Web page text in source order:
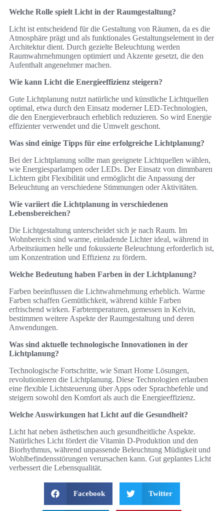
Welche Rolle spielt Licht in der Raumgestaltung?
Licht ist entscheidend für die Gestaltung von Räumen, da es die
Atmosphäre prägt und als funktionales Gestaltungselement in der
Architektur dient. Durch gezielte Beleuchtung werden
Raumwahrnehmungen optimiert und Akzente gesetzt, die den
Aufenthalt angenehmer machen.
Wie kann Licht die Energieeffizienz steigern?
Gute Lichtplanung nutzt natürliche und künstliche Lichtquellen
optimal, etwa durch den Einsatz moderner LED-Technologien,
die den Energieverbrauch erheblich reduzieren. So wird Energie
effizienter verwendet und die Umwelt geschont.
Was sind einige Tipps für eine erfolgreiche Lichtplanung?
Bei der Lichtplanung sollte man geeignete Lichtquellen wählen,
wie Energiesparlampen oder LEDs. Der Einsatz von dimmbaren
Lichtern gibt Flexibilität und ermöglicht die Anpassung der
Beleuchtung an verschiedene Stimmungen oder Aktivitäten.
Wie variiert die Lichtplanung in verschiedenen
Lebensbereichen?
Die Lichtgestaltung unterscheidet sich je nach Raum. Im
Wohnbereich sind warme, einladende Lichter ideal, während in
Arbeitsräumen helle und fokussierte Beleuchtung erforderlich ist,
um Konzentration und Effizienz zu fördern.
Welche Bedeutung haben Farben in der Lichtplanung?
Farben beeinflussen die Lichtwahrnehmung erheblich. Warme
Farben schaffen Gemütlichkeit, während kühle Farben
erfrischend wirken. Farbtemperaturen, gemessen in Kelvin,
bestimmen weitere Aspekte der Raumgestaltung und deren
Anwendungen.
Was sind aktuelle technologische Innovationen in der
Lichtplanung?
Technologische Fortschritte, wie Smart Home Lösungen,
revolutionieren die Lichtplanung. Diese Technologien erlauben
eine flexible Lichtsteuerung über Apps oder Sprachbefehle und
steigern sowohl den Komfort als auch die Energieeffizienz.
Welche Auswirkungen hat Licht auf die Gesundheit?
Licht hat neben ästhetischen auch gesundheitliche Aspekte.
Natürliches Licht fördert die Vitamin D-Produktion und den
Biorhythmus, während unpassende Beleuchtung Müdigkeit und
Wohlbefindensstörungen verursachen kann. Gut geplantes Licht
verbessert die Lebensqualität.
Facebook Twitter